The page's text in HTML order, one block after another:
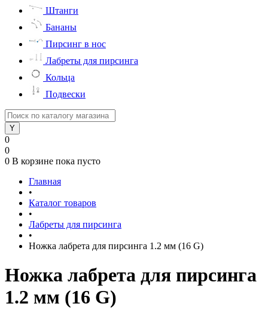
Штанги
Бананы
Пирсинг в нос
Лабреты для пирсинга
Кольца
Подвески
0
0
0 В корзине пока пусто
Главная
•
Каталог товаров
•
Лабреты для пирсинга
•
Ножка лабрета для пирсинга 1.2 мм (16 G)
Ножка лабрета для пирсинга
1.2 мм (16 G)